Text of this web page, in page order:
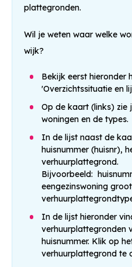
Nieuwsbrief 3
Nieuwsbrief 2
Nieuwsbrieven
Nieuwsbrief Crocuslaan
Nieuwsbrief Crocuslaan
Nieuwsbrief Crocuslaan
plattegronden.
Wil je weten waar welke
wijk?
Bekijk eerst hieronder
'Overzichtssituatie en
Op de kaart (links) zie
woningen en de types.
In de lijst naast de
huisnummer (huisnr),
verhuurplattegrond.
Bijvoorbeeld:
eengezinswoning
In de lijst hieronder
verhuurplattegronden
huisnummer. Klik op
verhuurplattegrond te